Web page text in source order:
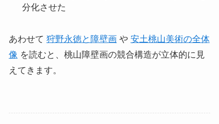
分化させた
あわせて 狩野永徳と障壁画や 安土桃山美術の全体
像 を読むと、桃山障壁画の競合構造が立体的に見
えてきます。